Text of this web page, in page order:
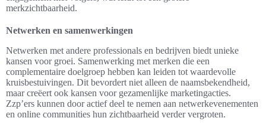
merkzichtbaarheid.
Netwerken en samenwerkingen
Netwerken met andere professionals en bedrijven biedt unieke
kansen voor groei. Samenwerking met merken die een
complementaire doelgroep hebben kan leiden tot waardevolle
kruisbestuivingen. Dit bevordert niet alleen de naamsbekendheid,
maar creëert ook kansen voor gezamenlijke marketingacties.
Zzp’ers kunnen door actief deel te nemen aan netwerkevenementen
en online communities hun zichtbaarheid verder vergroten.